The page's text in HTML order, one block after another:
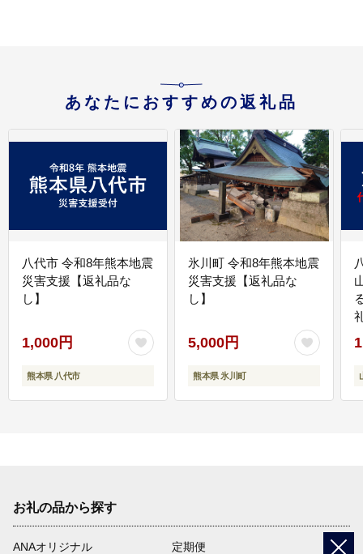
あなたにおすすめの返礼品
八代市 令和8年熊本地震
災害支援【返礼品な
し】
1,000円
熊本県 八代市
氷川町 令和8年熊本地震
災害支援【返礼品な
し】
5,000円
熊本県 氷川町
お礼の品から探す
ANAオリジナル
定期便